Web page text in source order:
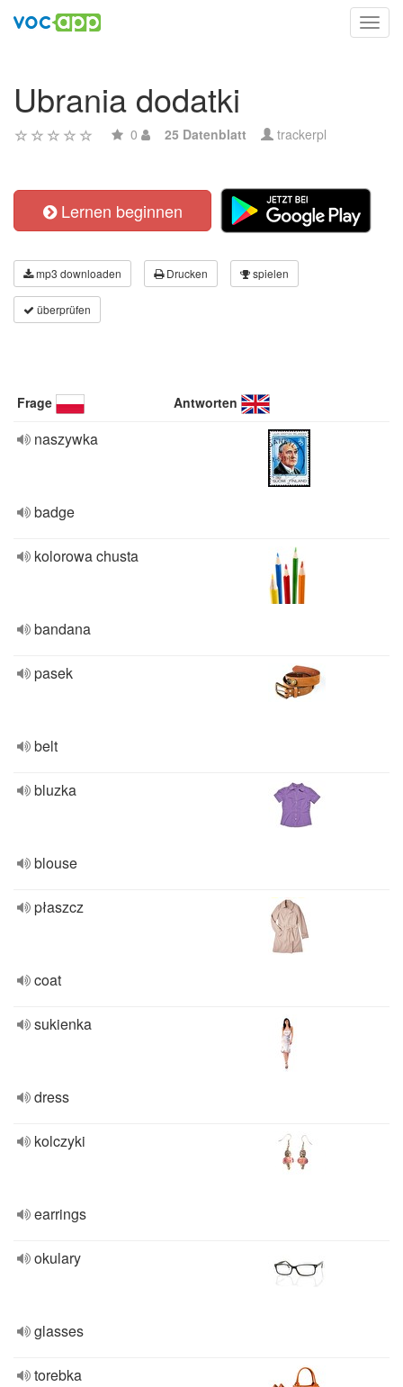
Ubrania dodatki
0 25 Datenblatt trackerpl
Lernen beginnen
mp3 downloaden Drucken spielen
überprüfen
Frage Antworten
naszywka
badge
kolorowa chusta
bandana
pasek
belt
bluzka
blouse
płaszcz
coat
sukienka
dress
kolczyki
earrings
okulary
glasses
torebka